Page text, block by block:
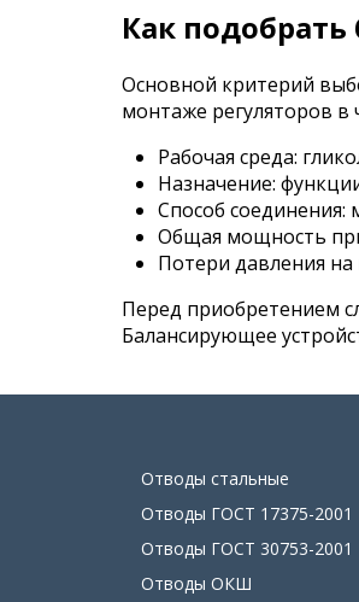
Как
Основной критерий
монтаже регуляторов
Рабочая среда:
Назначение:
Способ соединения:
Общая мощность
Потери давления на
Перед приобретением
Балансирующее
Отводы стальные
Отводы ГОСТ 17375-2001
Отводы ГОСТ 30753-2001
Отводы ОКШ